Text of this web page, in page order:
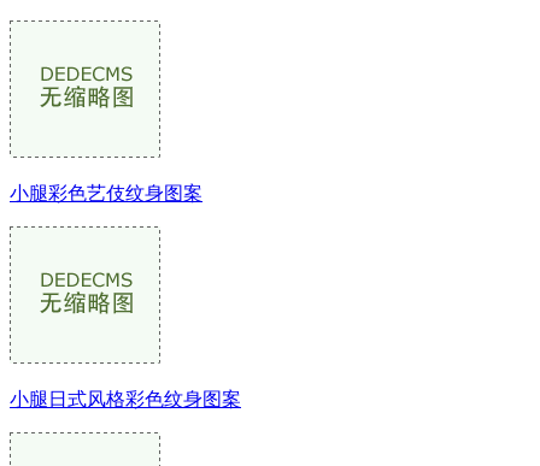
小腿彩色艺伎纹身图案
小腿日式风格彩色纹身图案